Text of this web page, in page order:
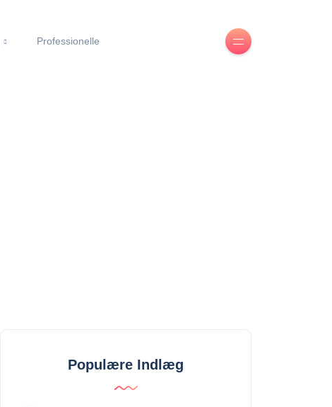
Professionelle
Populære Indlæg